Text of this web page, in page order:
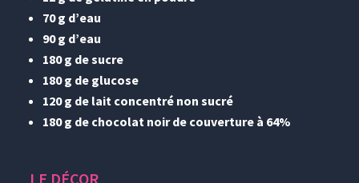
70 g d’eau
90 g d’eau
180 g de sucre
180 g de glucose
120 g de lait concentré non sucré
180 g de chocolat noir de couverture à 64%
LE DÉCOR